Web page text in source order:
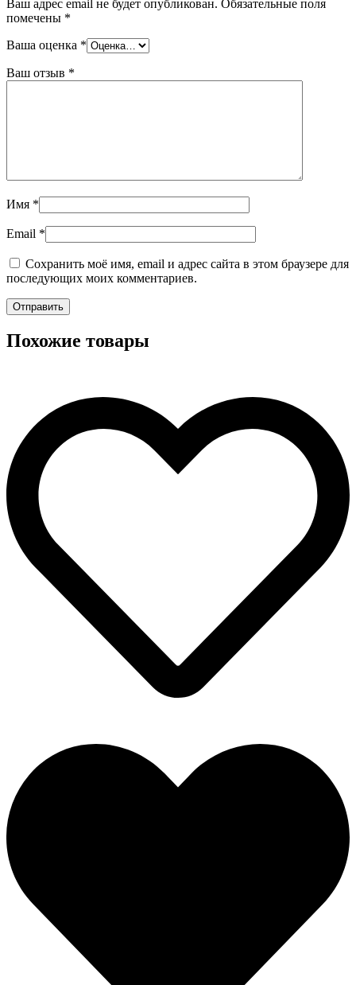
Ваш адрес email не будет опубликован. Обязательные поля
помечены *
Ваша оценка *
Ваш отзыв *
Имя *
Email *
Сохранить моё имя, email и адрес сайта в этом браузере для
последующих моих комментариев.
Похожие товары